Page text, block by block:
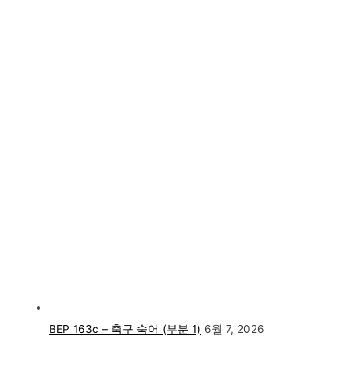
BEP 163c – 축구 숙어 (부분 1) 6월 7, 2026